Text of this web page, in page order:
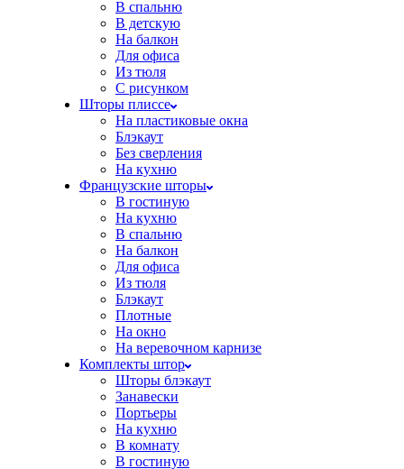
В спальню
В детскую
На балкон
Для офиса
Из тюля
С рисунком
Шторы плиссе
На пластиковые окна
Блэкаут
Без сверления
На кухню
Французские шторы
В гостиную
На кухню
В спальню
На балкон
Для офиса
Из тюля
Блэкаут
Плотные
На окно
На веревочном карнизе
Комплекты штор
Шторы блэкаут
Занавески
Портьеры
На кухню
В комнату
В гостиную